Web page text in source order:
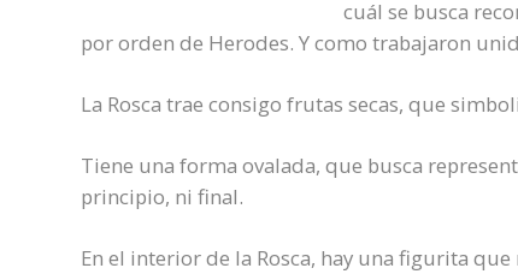
cuál se busca
por orden de Herodes. Y como trabajaron
La Rosca trae consigo frutas secas, que
Tiene una forma ovalada, que busca
principio, ni final.
En el interior de la Rosca, hay una figurita